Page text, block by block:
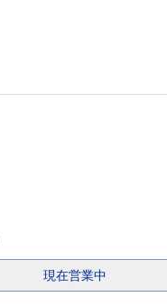
現在営業中